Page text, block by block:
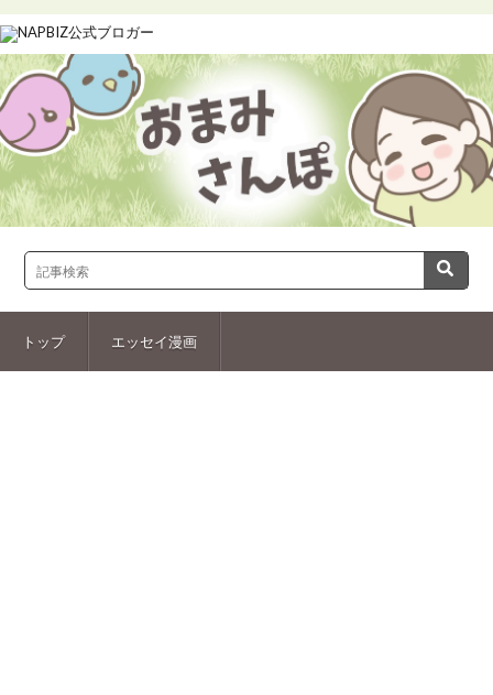
トップ エッセイ漫画